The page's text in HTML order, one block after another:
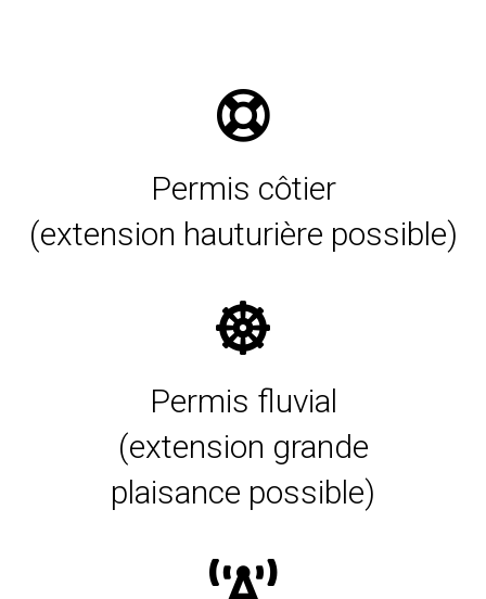
Permis côtier
(extension hauturière possible)
Permis fluvial
(extension grande
plaisance possible)